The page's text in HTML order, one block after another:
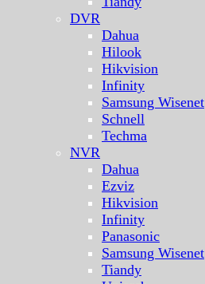
DVR
Dahua
Hilook
Hikvision
Infinity
Samsung Wisenet
Schnell
Techma
NVR
Dahua
Ezviz
Hikvision
Infinity
Panasonic
Samsung Wisenet
Tiandy